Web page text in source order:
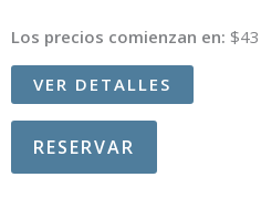
Los precios comienzan en: $43
VER DETALLES
RESERVAR